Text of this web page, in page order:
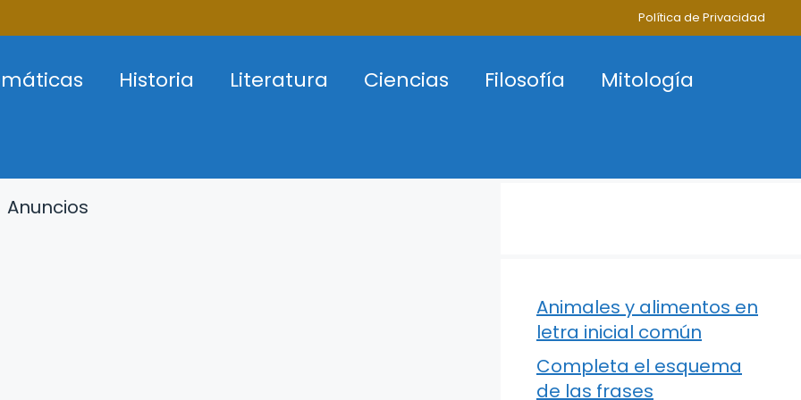
Política de Privacidad
Historia Literatura Ciencias Filosofía
Mitología
Anuncios
Animales y alimentos en
letra inicial común
Completa el esquema
de las frases